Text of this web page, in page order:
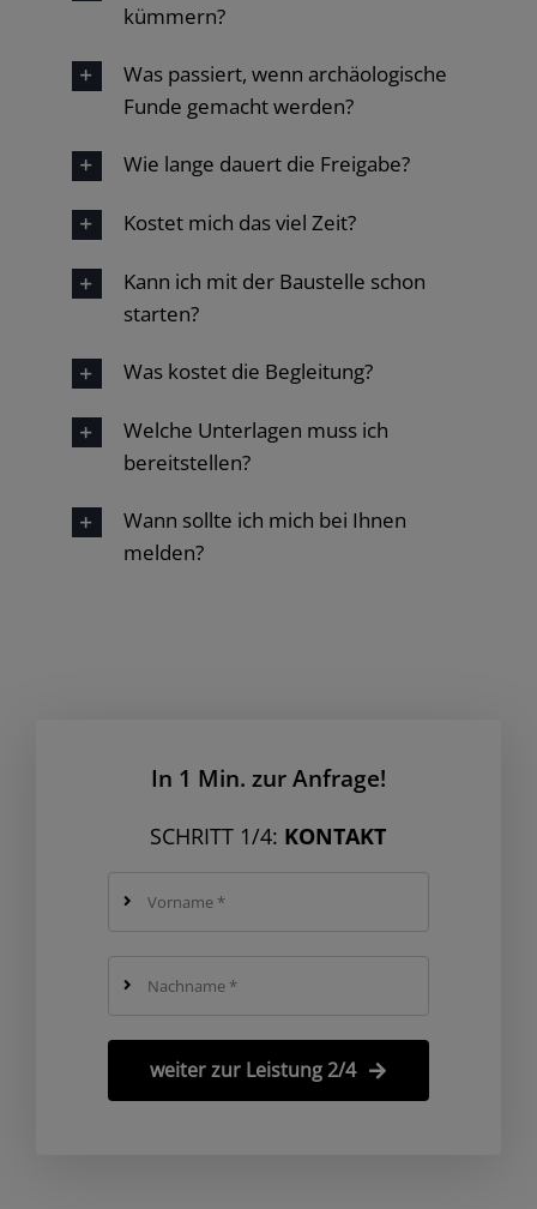
kümmern?
Was passiert, wenn archäologische
Funde gemacht werden?
Wie lange dauert die Freigabe?
Kostet mich das viel Zeit?
Kann ich mit der Baustelle schon
starten?
Was kostet die Begleitung?
Welche Unterlagen muss ich
bereitstellen?
Wann sollte ich mich bei Ihnen
melden?
In 1 Min. zur Anfrage!
SCHRITT 1/4: KONTAKT
weiter zur Leistung 2/4